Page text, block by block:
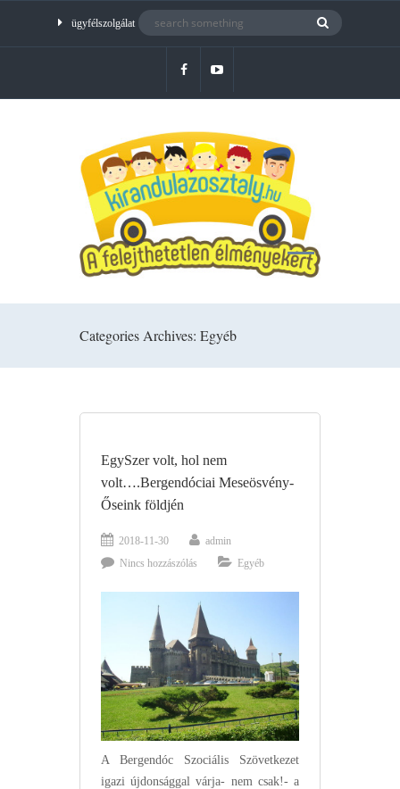
ügyfélszolgálat
Categories Archives: Egyéb
EgySzer volt, hol nem
volt….Bergendóciai Meseösvény-
Őseink földjén
2018-11-30
admin
Nincs hozzászólás
Egyéb
A Bergendóc Szociális Szövetkezet
igazi újdonsággal várja- nem csak!- a